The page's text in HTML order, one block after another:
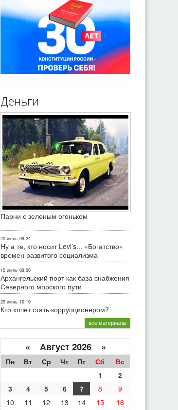
Деньги
Парни с зеленым огоньком
20 июль 09:24
Ну а те, кто носит Levi’s... «Богатство»
времен развитого социализма
15 июль 09:00
Архангельский порт как база снабжения
Северного морского пути
25 июнь 10:19
Кто хочет стать коррупционером?
все материалы
« Август 2026 »
Пн Вт Ср Чт Пт Сб
Вс
1
2
3
4 5 6 7 8
9
10
11 12 13 14 15
16